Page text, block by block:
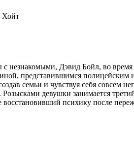
Хойт
с незнакомыми, Дэвид Бойл, во
представившимся полицейским
семьи и чувствуя себя совсем
девушки занимается
психику после